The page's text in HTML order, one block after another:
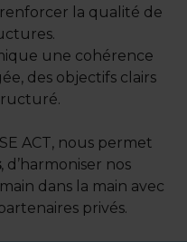
la qualité de
une cohérence
des objectifs clairs
ACT, nous permet
, d’harmoniser nos
dans la main avec
privés.